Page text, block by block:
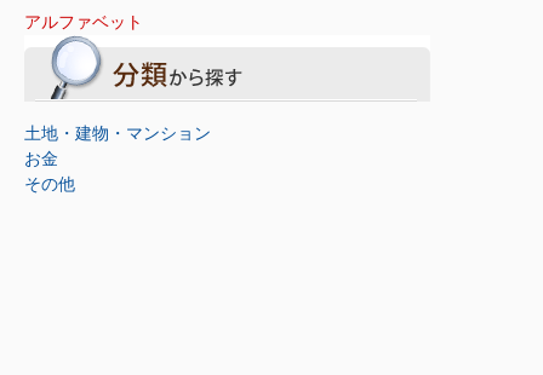
アルファベット
土地・建物・マンション
お金
その他